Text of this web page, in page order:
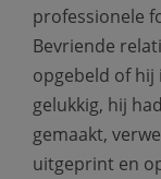
professionele
Bevriende
opgebeld of hij
gelukkig, hij
gemaakt,
uitgeprint en